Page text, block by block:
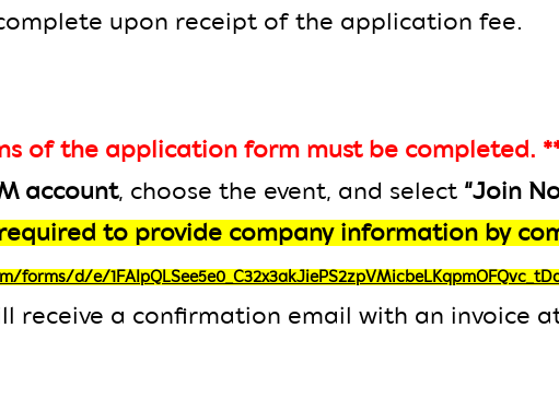
upon receipt of the application fee.
of the application form must be completed.
account, choose the event, and select “Join
to provide company information by
d/e/
receive a confirmation email with an invoice